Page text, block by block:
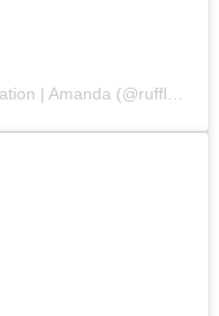
Ein Beitrag geteilt von Wedding Inspiration | Amanda (@ruffledblog)